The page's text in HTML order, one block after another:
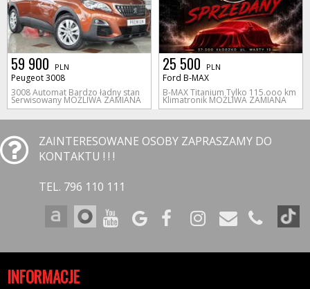
59 900 PLN
Peugeot 3008
3008 Automat Bardzo ładny stan
Serwisowany MOŻLIWA ZAMIANA
25 500 PLN
Ford B-MAX
B-MAX Titanium Tylko 115.ooo km
Klimatronik MOŻLIWA ZAMIANA
ZAINTERESOWANE OSOBY ZAPRASZAMY DO
KONTAKTU ! ! !
TEL. 796 110 111
INFORMACJE